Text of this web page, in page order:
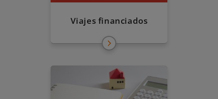
Viajes financiados